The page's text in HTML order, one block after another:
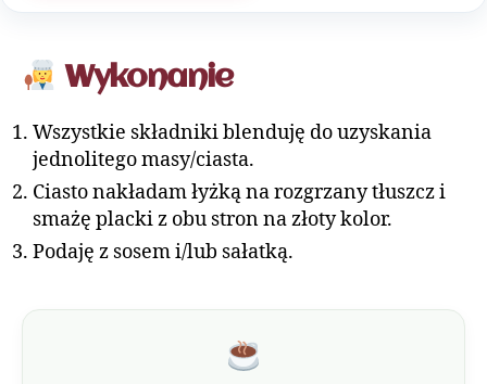
Wykonanie
Wszystkie składniki blenduję do uzyskania
jednolitego masy/ciasta.
Ciasto nakładam łyżką na rozgrzany tłuszcz i
smażę placki z obu stron na złoty kolor.
Podaję z sosem i/lub sałatką.